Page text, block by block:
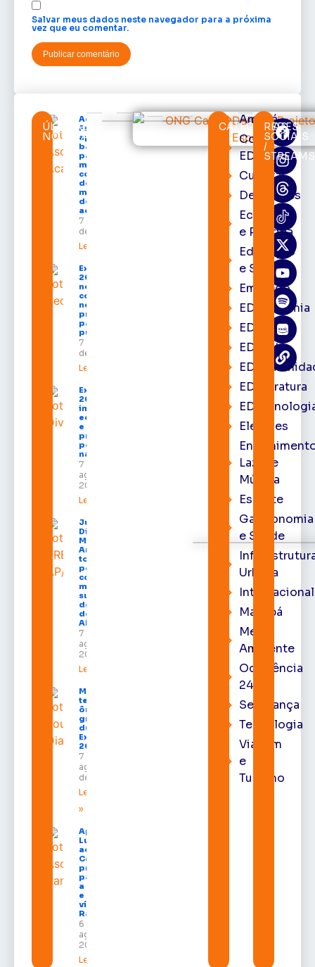
Salvar meus dados neste navegador para a próxima
vez que eu comentar.
ÚLTIMAS
NOTÍCIAS
Acácio
Favacho
apresenta
balanço
parcial do
mandato
com mais
de R$ 668
milhões
destinados
ao Amapá
7 de agosto
de 2026
Leia mais »
Expofeira
2026 começa
neste sábado
com shows,
negócios e
programação
para todos os
públicos
7 de agosto
de 2026
Leia mais »
Expofeira
2026
impulsiona
economia
e aumenta
procura
por hotéis
na capital
7 de
agosto de
2026
Leia mais »
Juiz
Diego
Moura de
Araújo
toma
posse
como
membro
substituto
do Pleno
do TRE-
AP
7 de
agosto de
2026
Leia mais »
Macapá
terá
ônibus
gratuitos
durante a
Expofeira
2026
7 de
agosto
de 2026
Leia mais
»
Após veto,
Lula envia
ao
Congresso
projeto
para criar
a UNIFRON
e grava
vídeo para
Randolfe
6 de
agosto de
2026
Leia mais »
CATEGORIAS
Amapá
Cortes
EDcast
Cultura
Destaques
Economia
e Política
Educação
e Saúde
Emprego
EDacademia
EDbrasília
EDcast
EDliteratura
Eleições
Lazer e
Música
Esporte
Gastronomia
e Saúde
Urbana
Internacional
Macapá
Meio
Ambiente
Ocorrência
24h
Segurança
Tecnologia
Viagem
e
Turismo
REDES
SOCIAIS
/
STREAMS